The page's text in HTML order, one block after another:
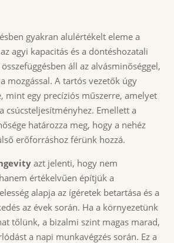
gyakran alulértékelt eleme a
agyi kapacitás és a döntéshozatali
áll az alvásminőséggel,
mozgással. A tartós vezetők úgy
mint egy precíziós műszerre, amelyet
csúcsteljesítményhez. Emellett a
határozza meg, hogy a nehéz
erőforráshoz férünk hozzá.
azt jelenti, hogy nem
értékelvűen építjük a
alapja az ígéretek betartása és a
az évek során. Ha a környezetünk
tőlünk, a bizalmi szint magas marad,
a napi munkavégzés során. Ez a